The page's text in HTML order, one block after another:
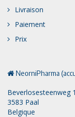
Livraison
Paiement
Prix
NeorniPharma
Beverlosesteenweg
3583 Paal
Belgique